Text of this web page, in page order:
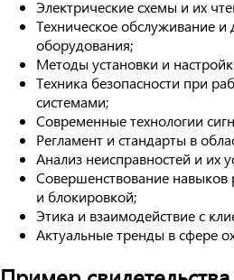
Электрические схемы и их
Техническое обслуживание и
оборудования;
Методы установки и
Техника безопасности при
системами;
Современные технологии
Регламент и стандарты в
Анализ неисправностей и их
Совершенствование навыков
и блокировкой;
Этика и взаимодействие с
Актуальные тренды в сфере